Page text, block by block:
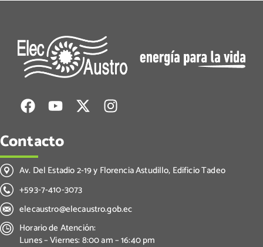
Contacto
Av. Del Estadio 2-19 y Florencia Astudillo, Edificio Tadeo
+593-7-410-3073
elecaustro@elecaustro.gob.ec
Horario de Atención:
Lunes – Viernes: 8:00 am – 16:40 pm